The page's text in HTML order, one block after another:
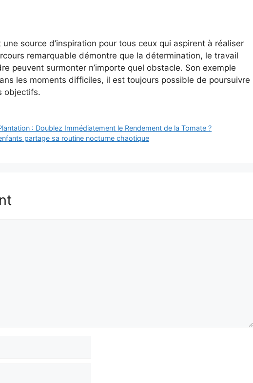
une source d’inspiration pour tous ceux qui aspirent à réaliser
remarquable démontre que la détermination, le travail
peuvent surmonter n’importe quel obstacle. Son exemple
les moments difficiles, il est toujours possible de poursuivre
objectifs.
: Doublez Immédiatement le Rendement de la Tomate ?
partage sa routine nocturne chaotique